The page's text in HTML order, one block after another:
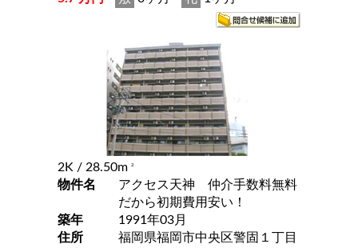
2K / 28.50m 2
物件名
アクセス天神 仲介手数料無料
だから初期費用安い！
築年
1991年03月
住所
福岡県福岡市中央区警固１丁目